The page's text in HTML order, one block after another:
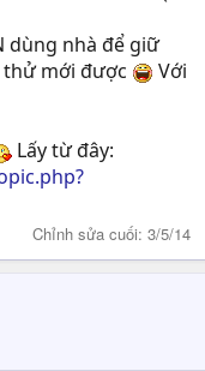
dùng nhà để giữ
thử mới được
Với
Lấy từ đây:
Chỉnh sửa cuối: 3/5/14